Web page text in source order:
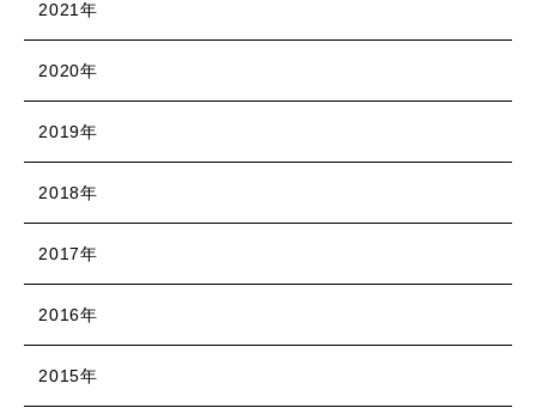
2021年
2020年
2019年
2018年
2017年
2016年
2015年